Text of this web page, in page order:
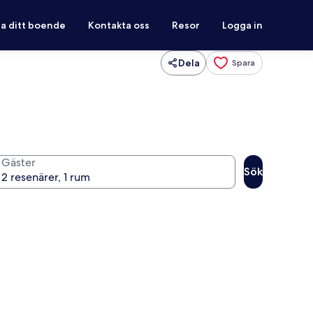
ditt boende Kontakta oss Resor Logga in
Dela Spara
Gäster
Sök